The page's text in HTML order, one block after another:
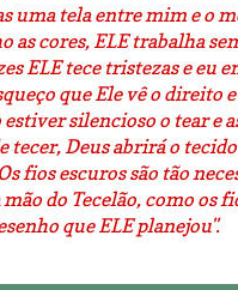
uma tela entre mim e o
as cores, ELE trabalha
ELE tece tristezas e eu
que Ele vê o direito e
estiver silencioso o tear e
tecer, Deus abrirá o
fios escuros são tão
do Tecelão, como os
que ELE planejou".